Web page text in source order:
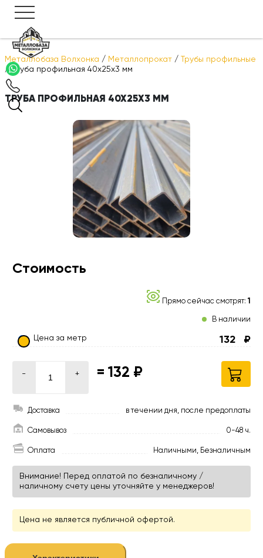
Металлобаза Волхонка / Металлопрокат /
Трубы профильные
/Труба профильная 40х25х3 мм
ТРУБА ПРОФИЛЬНАЯ 40Х25Х3 ММ
Стоимость
Прямо сейчас смотрят:1
В наличии
Цена за метр 132 ₽
- + = 132 ₽
Доставка в течении дня, после предоплаты
Самовывоз 0-48 ч.
Оплата Наличными, Безналичным
Внимание! Перед оплатой по безналичному /
наличному счету цены уточняйте у менеджеров!
Цена не является публичной офертой.